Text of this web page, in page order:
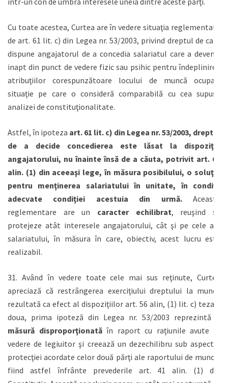
Cu toate acestea, Curtea are în vedere situaţia reglementată
de art. 61 lit. c) din Legea nr. 53/2003, privind dreptul de care
dispune angajatorul de a concedia salariatul care a devenit
inapt din punct de vedere fizic sau psihic pentru îndeplinirea
atribuţiilor corespunzătoare locului de muncă ocupat,
situaţie pe care o consideră comparabilă cu cea supusă
analizei de constituţionalitate.
Astfel, în ipoteza art. 61 lit. c) din Legea nr. 53/2003, dreptul
de a decide concedierea este lăsat la dispoziţia
angajatorului, nu înainte însă de a căuta, potrivit art. 64
alin. (1) din aceeaşi lege, în măsura posibilului, o soluţie
pentru menţinerea salariatului în unitate, în condiţii
adecvate condiţiei acestuia din urmă.Această
reglementare are un caracter echilibrat, reuşind să
protejeze atât interesele angajatorului, cât şi pe cele ale
salariatului, în măsura în care, obiectiv, acest lucru este
realizabil.
31. Având în vedere toate cele mai sus reţinute, Curtea
apreciază că restrângerea exerciţiului dreptului la muncă
rezultată ca efect al dispoziţiilor art. 56 alin, (1) lit. c) teza a
doua, prima ipoteză din Legea nr. 53/2003 reprezintă o
măsură disproporţionatăîn raport cu raţiunile avute în
vedere de legiuitor şi creează un dezechilibru sub aspectul
protecţiei acordate celor două părţi ale raportului de muncă,
fiind astfel înfrânte prevederile art. 41 alin. (1) din